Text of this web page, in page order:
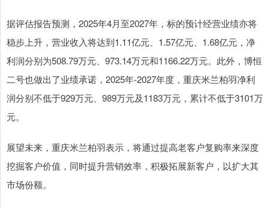
据评估报告预测，2025年4月至2027年，标的预计经营业绩亦将
稳步上升，营业收入将达到1.11亿元、1.57亿元、1.68亿元，净
利润分别为508.79万元、973.14万元和1166.22万元。此外，博恒
二号也做出了业绩承诺，2025年-2027年度，重庆米兰柏羽净利
润分别不低于929万元、989万元及1183万元，累计不低于3101万
元。
展望未来，重庆米兰柏羽表示，将通过提高老客户复购率来深度
挖掘客户价值，同时提升营销效率，积极拓展新客户，以扩大其
市场份额。